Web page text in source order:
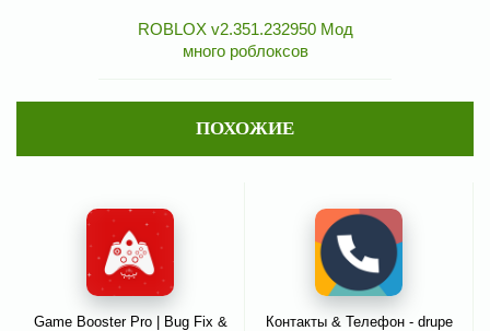
ROBLOX v2.351.232950 Мод
много роблоксов
ПОХОЖИЕ
Game Booster Pro | Bug Fix &
Контакты & Телефон - drupe